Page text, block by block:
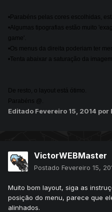
•Parabéns pelas cores escolhidas,
•Algumas tipografias estão muito
game'.
•Os menus da direita poderiam ter
•Tenta abaixar a saturação da
De resto, o layout está ótimo.
Parabéns @.
Editado Fevereiro 15, 2014 por
VictorWEBMaster
Postado Fevereiro 15,
Muito bom layout, siga as
posição do menu, parece que
alinhados.